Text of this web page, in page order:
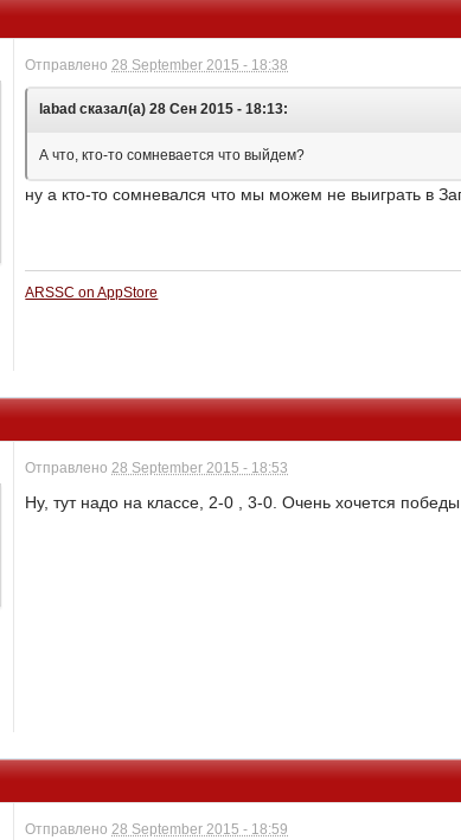
Отправлено28 September 2015 - 18:38
labad сказал(а) 28 Сен 2015 - 18:13:
А что, кто-то сомневается что выйдем?
ну а кто-то сомневался что мы можем не выиграть в
ARSSC on AppStore
Отправлено28 September 2015 - 18:53
Ну, тут надо на классе, 2-0 , 3-0. Очень хочется
Отправлено28 September 2015 - 18:59